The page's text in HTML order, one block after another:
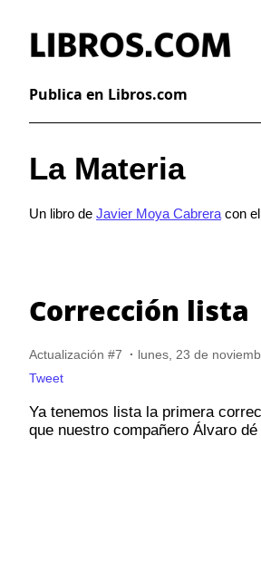
Publica en Libros.com
La Materia
Un libro de Javier Moya Cabrera con
Corrección lista
Actualización #7 · lunes, 23 de
Tweet
Ya tenemos lista la primera
que nuestro compañero Álvaro